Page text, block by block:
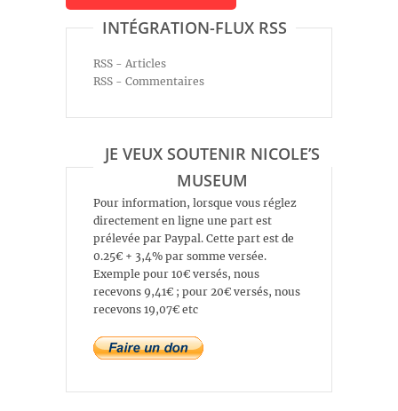
INTÉGRATION-FLUX RSS
RSS - Articles
RSS - Commentaires
JE VEUX SOUTENIR NICOLE’S
MUSEUM
Pour information, lorsque vous réglez
directement en ligne une part est
prélevée par Paypal. Cette part est de
0.25€ + 3,4% par somme versée.
Exemple pour 10€ versés, nous
recevons 9,41€ ; pour 20€ versés, nous
recevons 19,07€ etc